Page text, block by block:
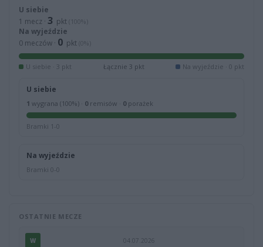
U siebie
1 mecz · 3 pkt (100%)
Na wyjeździe
0 meczów · 0 pkt (0%)
U siebie · 3 pkt Łącznie 3 pkt Na wyjeździe · 0 pkt
U siebie
1 wygrana (100%) · 0remisów · 0porażek
Bramki 1-0
Na wyjeździe
Bramki 0-0
OSTATNIE MECZE
W 04.07.2026